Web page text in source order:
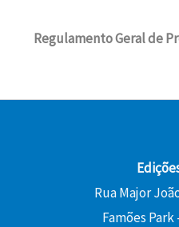
Regulamento Geral de
Rua Major
Famões Park